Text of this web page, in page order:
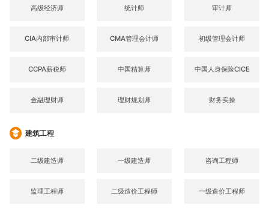
高级经济师 统计师 审计师
CIA内部审计师 CMA管理会计师 初级管理会计师
CCPA薪税师 中国精算师 中国人身保险CICE
金融理财师 理财规划师 财务实操
建筑工程
二级建造师 一级建造师 咨询工程师
监理工程师 二级造价工程师 一级造价工程师